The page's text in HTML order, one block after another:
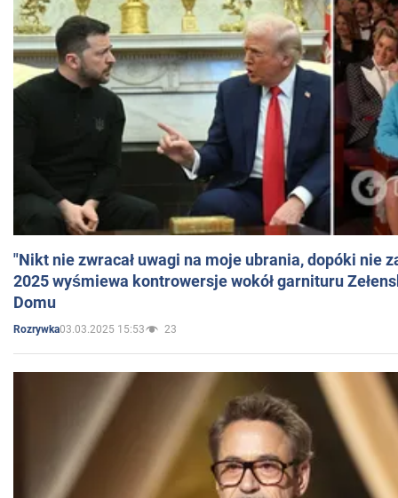
"Nikt nie zwracał uwagi na moje ubrania, dopóki nie
2025 wyśmiewa kontrowersje wokół garnituru
Domu
Rozrywka03.03.2025 15:53 23